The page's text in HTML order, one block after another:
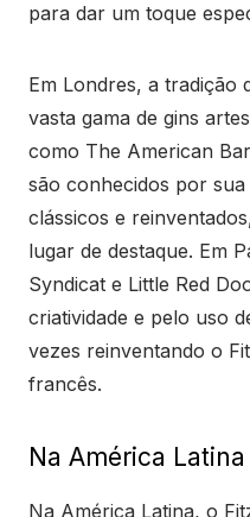
para dar um toque
Em Londres, a tradição
vasta gama de gins
como The American
são conhecidos por
clássicos e
lugar de destaque. Em
Syndicat e Little Red
criatividade e pelo uso
vezes reinventando o
francês.
Na América Latina
Na América Latina, o